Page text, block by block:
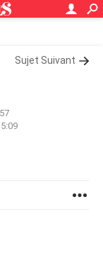
Sujet Suivant